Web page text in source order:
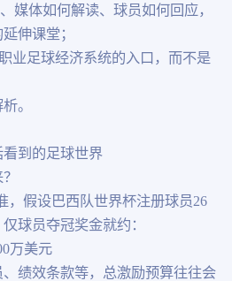
媒体如何解读、球员如何回应，
伸课堂；
业足球经济系统的入口，而不是
。
到的足球世界
，假设巴西队世界杯注册球员26
球员夺冠奖金就约：
万美元
绩效条款等，总激励预算往往会